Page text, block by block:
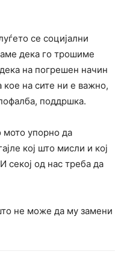
се социјални
дека го трошиме
на погрешен начин
на сите ни е важно,
поддршка.
мото упорно да
кој што мисли и кој
секој од нас треба да
не може да му замени